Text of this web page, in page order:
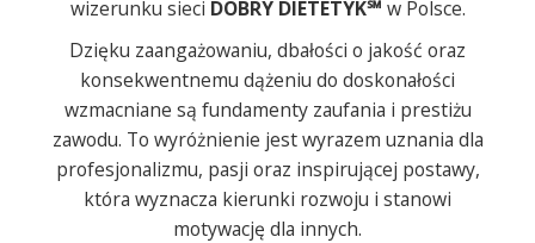
wizerunku sieci DOBRY DIETETYK℠ w Polsce.
Dzięku zaangażowaniu, dbałości o jakość oraz
konsekwentnemu dążeniu do doskonałości
wzmacniane są fundamenty zaufania i prestiżu
zawodu. To wyróżnienie jest wyrazem uznania dla
profesjonalizmu, pasji oraz inspirującej postawy,
która wyznacza kierunki rozwoju i stanowi
motywację dla innych.